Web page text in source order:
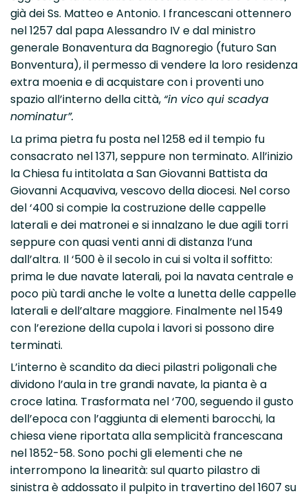
già dei Ss. Matteo e Antonio. I francescani ottennero
nel 1257 dal papa Alessandro IV e dal ministro
generale Bonaventura da Bagnoregio (futuro San
Bonventura), il permesso di vendere la loro residenza
extra moenia e di acquistare con i proventi uno
spazio all’interno della città, “in vico qui scadya
nominatur”.
La prima pietra fu posta nel 1258 ed il tempio fu
consacrato nel 1371, seppure non terminato. All’inizio
la Chiesa fu intitolata a San Giovanni Battista da
Giovanni Acquaviva, vescovo della diocesi. Nel corso
del ‘400 si compie la costruzione delle cappelle
laterali e dei matronei e si innalzano le due agili torri
seppure con quasi venti anni di distanza l’una
dall’altra. Il ‘500 è il secolo in cui si volta il soffitto:
prima le due navate laterali, poi la navata centrale e
poco più tardi anche le volte a lunetta delle cappelle
laterali e dell’altare maggiore. Finalmente nel 1549
con l’erezione della cupola i lavori si possono dire
terminati.
L’interno è scandito da dieci pilastri poligonali che
dividono l’aula in tre grandi navate, la pianta è a
croce latina. Trasformata nel ‘700, seguendo il gusto
dell’epoca con l’aggiunta di elementi barocchi, la
chiesa viene riportata alla semplicità francescana
nel 1852-58. Sono pochi gli elementi che ne
interrompono la linearità: sul quarto pilastro di
sinistra è addossato il pulpito in travertino del 1607 su